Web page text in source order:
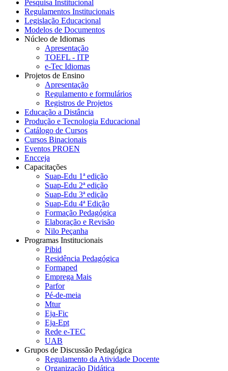
Pesquisa Institucional
Regulamentos Institucionais
Legislação Educacional
Modelos de Documentos
Núcleo de Idiomas
Apresentação
TOEFL - ITP
e-Tec Idiomas
Projetos de Ensino
Apresentação
Regulamento e formulários
Registros de Projetos
Educação a Distância
Produção e Tecnologia Educacional
Catálogo de Cursos
Cursos Binacionais
Eventos PROEN
Encceja
Capacitações
Suap-Edu 1ª edição
Suap-Edu 2ª edição
Suap-Edu 3ª edição
Suap-Edu 4ª Edição
Formação Pedagógica
Elaboração e Revisão
Nilo Peçanha
Programas Institucionais
Pibid
Residência Pedagógica
Formaped
Emprega Mais
Parfor
Pé-de-meia
Mtur
Eja-Fic
Eja-Ept
Rede e-TEC
UAB
Grupos de Discussão Pedagógica
Regulamento da Atividade Docente
Organização Didática